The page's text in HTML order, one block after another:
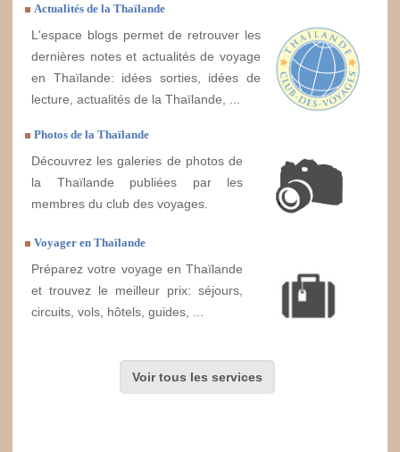
Actualités de la Thaïlande
L'espace blogs permet de retrouver les
dernières notes et actualités de voyage
en Thaïlande: idées sorties, idées de
lecture, actualités de la Thaïlande, ...
Photos de la Thaïlande
Découvrez les galeries de photos de
la Thaïlande publiées par les
membres du club des voyages.
Voyager en Thaïlande
Préparez votre voyage en Thaïlande
et trouvez le meilleur prix: séjours,
circuits, vols, hôtels, guides, ...
Voir tous les services